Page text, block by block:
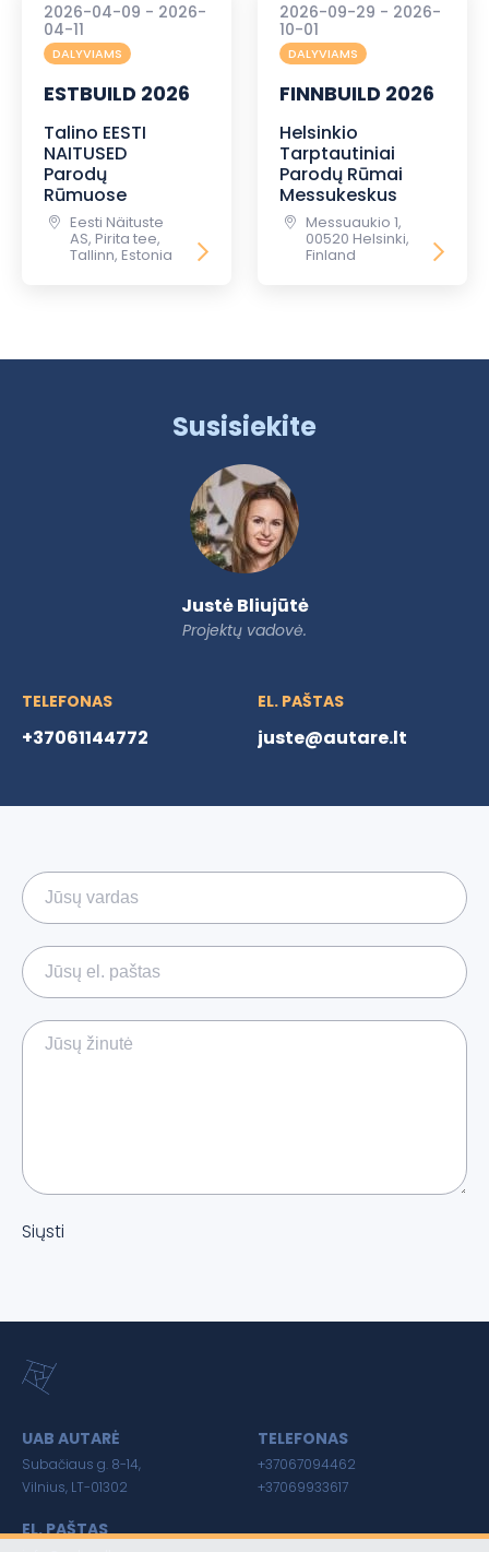
2026-04-09 - 2026-
04-11
DALYVIAMS
ESTBUILD 2026
Talino EESTI
NAITUSED
Parodų
Rūmuose
Eesti Näituste
AS, Pirita tee,
Tallinn, Estonia
2026-09-29 - 2026-
10-01
DALYVIAMS
FINNBUILD 2026
Helsinkio
Tarptautiniai
Parodų Rūmai
Messukeskus
Messuaukio 1,
00520 Helsinki,
Finland
Susisiekite
Justė Bliujūtė
Projektų vadovė.
TELEFONAS
+37061144772
EL. PAŠTAS
juste@autare.lt
Siųsti
UAB AUTARĖ
Subačiaus g. 8-14,
Vilnius, LT-01302
TELEFONAS
+37067094462
+37069933617
EL. PAŠTAS